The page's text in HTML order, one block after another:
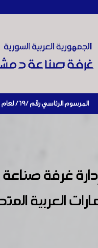
2026 .. دعم ضريبي للمنشآت المتضررة في إطار مسار التعافي الاقتصادي وإعادة تنشيط الإنتاج
غرفة صناعة
العربية